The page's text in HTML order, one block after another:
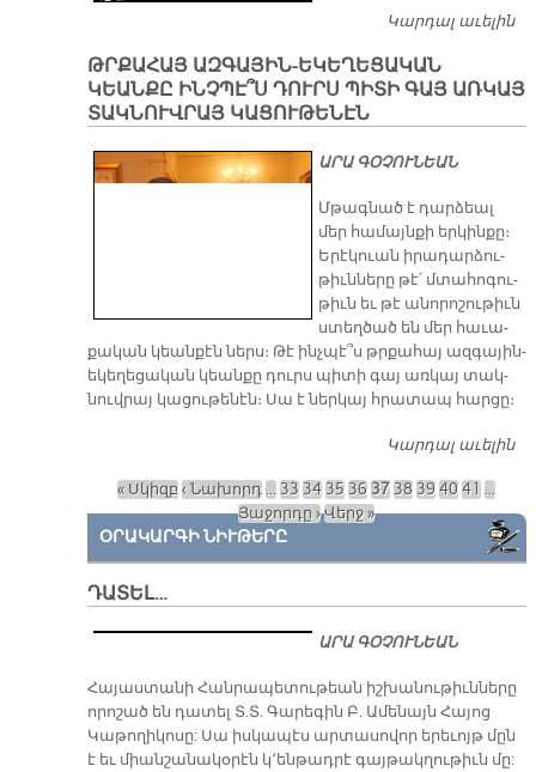
Կարդալ աւելին
ԹՐՔԱՀԱՅ ԱԶԳԱՅԻՆ-ԵԿԵՂԵՑԱԿԱՆ
ԿԵԱՆՔԸ ԻՆՉՊԷ՞Ս ԴՈՒՐՍ ՊԻՏԻ ԳԱՅ ԱՌԿԱՅ
ՏԱԿՆՈՒՎՐԱՅ ԿԱՑՈՒԹԵՆԷՆ
ԱՐԱ ԳՕՉՈՒՆԵԱՆ
Մթագ­նած է դար­ձեալ
մեր հա­մայն­քի եր­կին­քը։
Ե­րէ­կուան ի­րա­դար­ձու­
թիւն­նե­րը թէ՛ մտա­հո­գու­
թիւն եւ թէ ա­նո­րո­շու­թիւն
ստեղ­ծած են մեր հա­ւա­
քա­կան կեան­քէն ներս։ Թէ ինչ­պէ՞ս թրքա­հայ ազ­գա­յին-
ե­կե­ղե­ցա­կան կեան­քը դուրս պի­տի գայ առ­կայ տակ­
նու­վրայ կա­ցու­թե­նէն։ Սա է ներ­կայ հրա­տապ հար­ցը։
Կարդալ աւելին
Էջեր
« Սկիզբ ‹ Նախորդ … 33 34 35 36 37 38 39 40 41 …
Յաջորդը ›Վերջ »
ՕՐԱԿԱՐԳԻ ՆԻՒԹԵՐԸ
ԴԱՏԵԼ…
ԱՐԱ ԳՕՉՈՒՆԵԱՆ
​Հայաստանի Հանրապետութեան իշխանութիւնները
որոշած են դատել Տ.Տ. Գարեգին Բ. Ամենայն Հայոց
Կաթողիկոսը: Սա իսկապէս արտասովոր երեւոյթ մըն
է եւ միանշանակօրէն կ՚ենթադրէ գայթակղութիւն մը: